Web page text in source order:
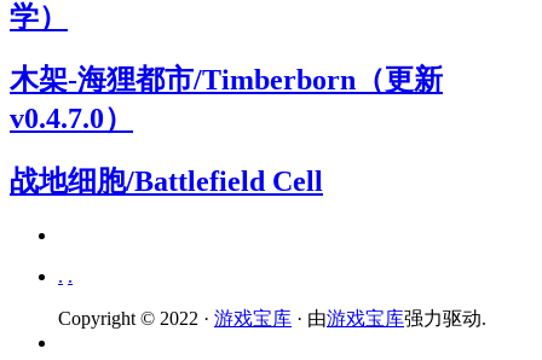
学）
木架-海狸都市/Timberborn（更新
v0.4.7.0）
战地细胞/Battlefield Cell
. .
Copyright © 2022 · 游戏宝库 · 由游戏宝库强力驱动.